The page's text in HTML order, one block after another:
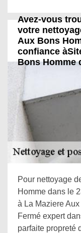
Avez-vous
votre
Aux Bons
confiance
Bons Homme
Pour nettoyage
Homme dans le
à La Maziere
Fermé expert
parfaite propreté